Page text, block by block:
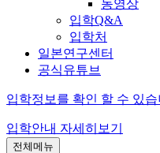
동영상
입학Q&A
입학처
일본연구센터
공식유튜브
입학정보를 확인 할 수 있습
입학안내 자세히보기
전체메뉴